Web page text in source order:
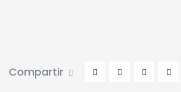
Compartir